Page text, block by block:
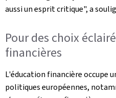
aussi un esprit critique", a
Pour des choix
financières
L'éducation financière occupe
politiques européennes,